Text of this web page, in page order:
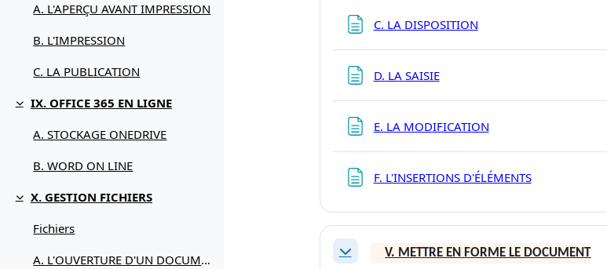
A. L'APERÇU AVANT IMPRESSION
B. L'IMPRESSION
C. LA PUBLICATION
Replier
IX. OFFICE 365 EN LIGNE
A. STOCKAGE ONEDRIVE
B. WORD ON LINE
Replier
X. GESTION FICHIERS
Fichiers
A. L'OUVERTURE D'UN DOCUMENT
C. LA DISPOSITIONPage
D. LA SAISIEPage
E. LA MODIFICATIONPage
F. L'INSERTIONS D'ÉLÉMENTSPage
Replier V. METTRE EN FORME LE DOCUMENT